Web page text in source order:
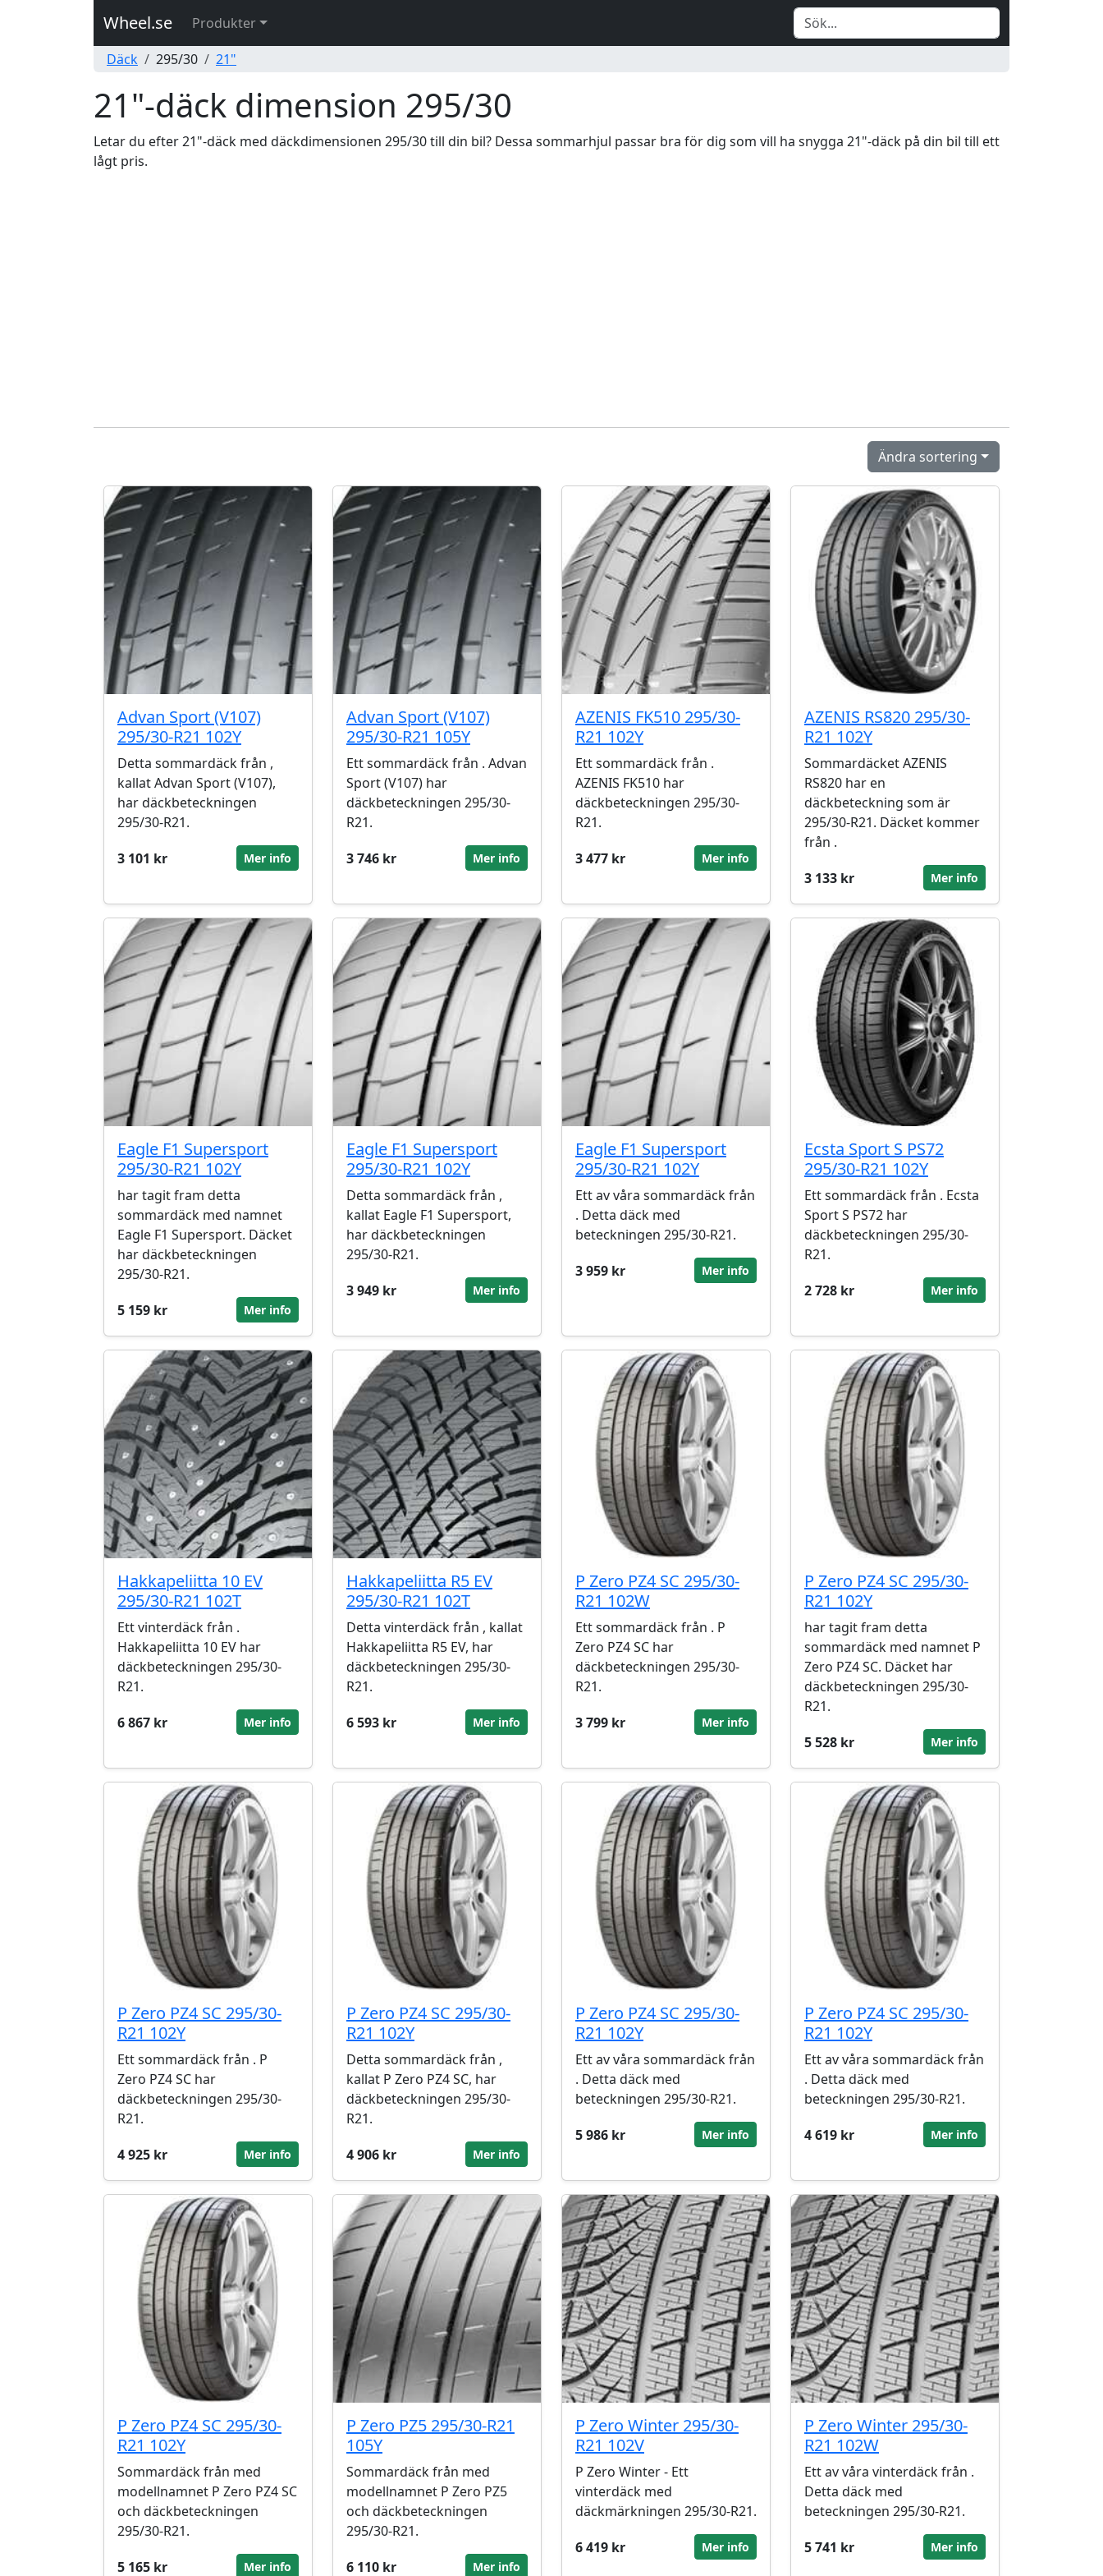
Wheel.se
Produkter
Däck
295/30 21"
21"-däck dimension 295/30
Letar du efter 21"-däck med däckdimensionen 295/30 till din bil? Dessa sommarhjul passar bra för dig som vill ha snygga 21"-däck på din bil till ett
lågt pris.
Ändra sortering
Advan Sport (V107)
295/30-R21 102Y
Detta sommardäck från ,
kallat Advan Sport (V107),
har däckbeteckningen
295/30-R21.
3 101 kr
Mer info
Advan Sport (V107)
295/30-R21 105Y
Ett sommardäck från . Advan
Sport (V107) har
däckbeteckningen 295/30-
R21.
3 746 kr
Mer info
AZENIS FK510 295/30-
R21 102Y
Ett sommardäck från .
AZENIS FK510 har
däckbeteckningen 295/30-
R21.
3 477 kr
Mer info
AZENIS RS820 295/30-
R21 102Y
Sommardäcket AZENIS
RS820 har en
däckbeteckning som är
295/30-R21. Däcket kommer
från .
3 133 kr
Mer info
Eagle F1 Supersport
295/30-R21 102Y
har tagit fram detta
sommardäck med namnet
Eagle F1 Supersport. Däcket
har däckbeteckningen
295/30-R21.
5 159 kr
Mer info
Eagle F1 Supersport
295/30-R21 102Y
Detta sommardäck från ,
kallat Eagle F1 Supersport,
har däckbeteckningen
295/30-R21.
3 949 kr
Mer info
Eagle F1 Supersport
295/30-R21 102Y
Ett av våra sommardäck från
. Detta däck med
beteckningen 295/30-R21.
3 959 kr
Mer info
Ecsta Sport S PS72
295/30-R21 102Y
Ett sommardäck från . Ecsta
Sport S PS72 har
däckbeteckningen 295/30-
R21.
2 728 kr
Mer info
Hakkapeliitta 10 EV
295/30-R21 102T
Ett vinterdäck från .
Hakkapeliitta 10 EV har
däckbeteckningen 295/30-
R21.
6 867 kr
Mer info
Hakkapeliitta R5 EV
295/30-R21 102T
Detta vinterdäck från , kallat
Hakkapeliitta R5 EV, har
däckbeteckningen 295/30-
R21.
6 593 kr
Mer info
P Zero PZ4 SC 295/30-
R21 102W
Ett sommardäck från . P
Zero PZ4 SC har
däckbeteckningen 295/30-
R21.
3 799 kr
Mer info
P Zero PZ4 SC 295/30-
R21 102Y
har tagit fram detta
sommardäck med namnet P
Zero PZ4 SC. Däcket har
däckbeteckningen 295/30-
R21.
5 528 kr
Mer info
P Zero PZ4 SC 295/30-
R21 102Y
Ett sommardäck från . P
Zero PZ4 SC har
däckbeteckningen 295/30-
R21.
4 925 kr
Mer info
P Zero PZ4 SC 295/30-
R21 102Y
Detta sommardäck från ,
kallat P Zero PZ4 SC, har
däckbeteckningen 295/30-
R21.
4 906 kr
Mer info
P Zero PZ4 SC 295/30-
R21 102Y
Ett av våra sommardäck från
. Detta däck med
beteckningen 295/30-R21.
5 986 kr
Mer info
P Zero PZ4 SC 295/30-
R21 102Y
Ett av våra sommardäck från
. Detta däck med
beteckningen 295/30-R21.
4 619 kr
Mer info
P Zero PZ4 SC 295/30-
R21 102Y
Sommardäck från med
modellnamnet P Zero PZ4 SC
och däckbeteckningen
295/30-R21.
5 165 kr
Mer info
P Zero PZ5 295/30-R21
105Y
Sommardäck från med
modellnamnet P Zero PZ5
och däckbeteckningen
295/30-R21.
6 110 kr
Mer info
P Zero Winter 295/30-
R21 102V
P Zero Winter - Ett
vinterdäck med
däckmärkningen 295/30-R21.
6 419 kr
Mer info
P Zero Winter 295/30-
R21 102W
Ett av våra vinterdäck från .
Detta däck med
beteckningen 295/30-R21.
5 741 kr
Mer info